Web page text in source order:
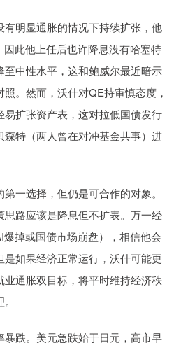
明显通胀的情况下持续扩张，他
此他上任后也许降息没有哈塞特
至中性水平，这和鲍威尔最近暗示
。然而，沃什对QE持审慎态度，
扩张资产表，这对拉低国债发行
森特（两人曾在对冲基金共事）进
一选择，但仍是可合作的对象。
路应该是降息但不扩表。万一经
掉或国债市场崩盘），相信他会
如果经济正常运行，沃什可能更
通胀双目标，将平时维持经济秩
暴跌。美元急跌始于日元，高市早